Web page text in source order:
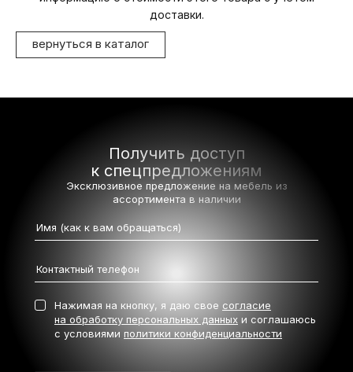
доставки.
вернуться в каталог
Получить доступ
к спецпредложениям
Эксклюзивное предложение на мебель из
ассортимента в наличии
Нажимая на кнопку, я даю свое согласие
на обработку персональных данных и соглашаюсь
с условиями политики конфиденциальности